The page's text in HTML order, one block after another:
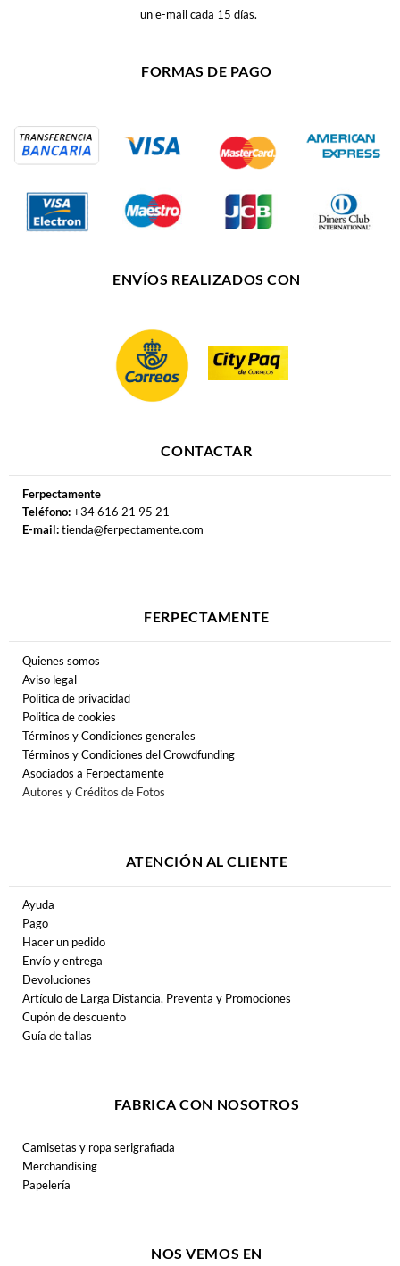
un e-mail cada 15 días.
FORMAS DE PAGO
ENVÍOS REALIZADOS CON
CONTACTAR
Ferpectamente
Teléfono:+34 616 21 95 21
E-mail:tienda@ferpectamente.com
FERPECTAMENTE
Quienes somos
Aviso legal
Politica de privacidad
Politica de cookies
Términos y Condiciones generales
Términos y Condiciones del Crowdfunding
Asociados a Ferpectamente
Autores y Créditos de Fotos
ATENCIÓN AL CLIENTE
Ayuda
Pago
Hacer un pedido
Envío y entrega
Devoluciones
Artículo de Larga Distancia, Preventa y Promociones
Cupón de descuento
Guía de tallas
FABRICA CON NOSOTROS
Camisetas y ropa serigrafiada
Merchandising
Papelería
NOS VEMOS EN